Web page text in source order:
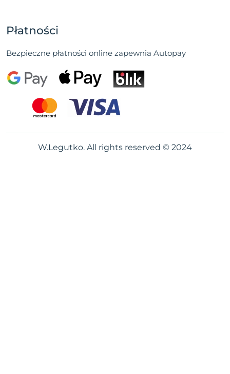
Płatności
Bezpieczne płatności online zapewnia Autopay
W.Legutko. All rights reserved © 2024